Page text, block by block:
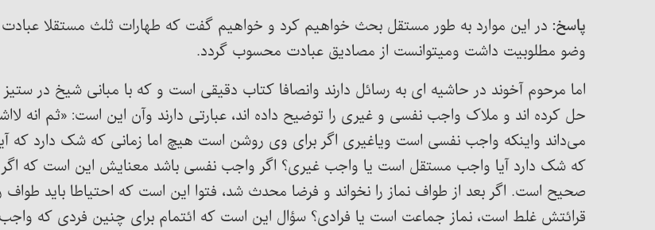
پاسخ: در این موارد به طور مستقل بحث خواهیم کرد و خواهیم گفت که طهارات ثلث مستقلا
وضو مطلوبیت داشت ومیتوانست از مصادیق عبادت محسوب گردد.
اما مرحوم آخوند در حاشیه ای به رسائل دارند وانصافا کتاب دقیقی است و که با مبانی شیخ در
حل کرده اند و ملاک واجب نفسی و غیری را توضیح داده اند، عبارتی دارند وآن این است: «ثم انه
می‌داند واینکه واجب نفسی است ویاغیری اگر برای وی روشن است هیچ اما زمانی که شک دارد که
که شک دارد آیا واجب مستقل است یا واجب غیری؟ اگر واجب نفسی باشد معنایش این است که اگر
صحیح است. اگر بعد از طواف نماز را نخواند و فرضا محدث شد، فتوا این است که احتیاطا باید طواف
قرائتش غلط است، نماز جماعت است یا فرادی؟ سؤال این است که ائتمام برای چنین فردی که